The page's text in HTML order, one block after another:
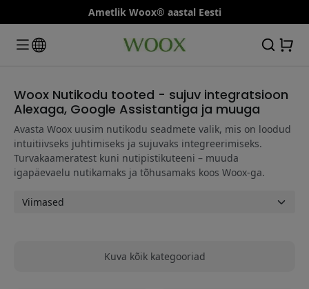
Ametlik Woox® aastal Eesti
Woox Nutikodu tooted - sujuv integratsioon
Alexaga, Google Assistantiga ja muuga
Avasta Woox uusim nutikodu seadmete valik, mis on loodud
intuitiivseks juhtimiseks ja sujuvaks integreerimiseks.
Turvakaameratest kuni nutipistikuteeni – muuda
igapäevaelu nutikamaks ja tõhusamaks koos Woox-ga.
Kuva kõik kategooriad